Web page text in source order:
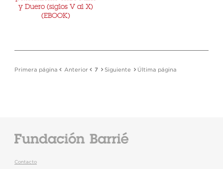
y Duero (siglos V al X)
(EBOOK)
Primera página Anterior 7 Siguiente Última página
Contacto